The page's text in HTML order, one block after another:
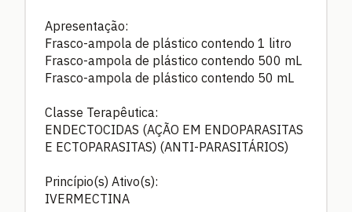
Apresentação:
Frasco-ampola de plástico contendo 1 litro
Frasco-ampola de plástico contendo 500 mL
Frasco-ampola de plástico contendo 50 mL
Classe Terapêutica:
ENDECTOCIDAS (AÇÃO EM ENDOPARASITAS
E ECTOPARASITAS) (ANTI-PARASITÁRIOS)
Princípio(s) Ativo(s):
IVERMECTINA